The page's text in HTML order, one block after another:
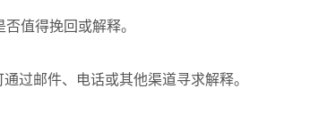
值得挽回或解释。
过邮件、电话或其他渠道寻求解释。